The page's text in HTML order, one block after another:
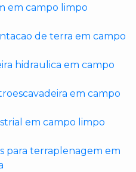
em campo limpo
de terra em campo
hidraulica em campo
em campo
em campo limpo
para terraplenagem em